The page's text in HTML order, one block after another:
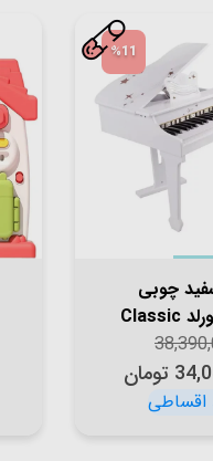
چوبی
کلاسیک ورلد Classic
World
تومان
%11